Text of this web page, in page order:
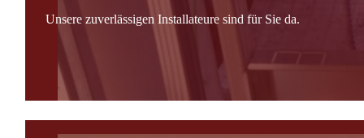
Unsere zuverlässigen Installateure sind für Sie da.